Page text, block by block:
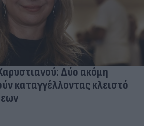
Δύο ακόμη
καταγγέλλοντας κλειστό